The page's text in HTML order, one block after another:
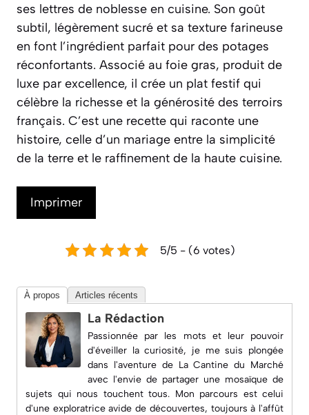
ses lettres de noblesse en cuisine. Son goût
subtil, légèrement sucré et sa texture farineuse
en font l’ingrédient parfait pour des potages
réconfortants. Associé au foie gras, produit de
luxe par excellence, il crée un plat festif qui
célèbre la richesse et la générosité des terroirs
français. C’est une recette qui raconte une
histoire, celle d’un mariage entre la simplicité
de la terre et le raffinement de la haute cuisine.
Imprimer
5/5 - (6 votes)
À propos Articles récents
La Rédaction
Passionnée par les mots et leur pouvoir
d'éveiller la curiosité, je me suis plongée
dans l'aventure de La Cantine du Marché
avec l'envie de partager une mosaïque de
sujets qui nous touchent tous. Mon parcours est celui
d'une exploratrice avide de découvertes, toujours à l'affût